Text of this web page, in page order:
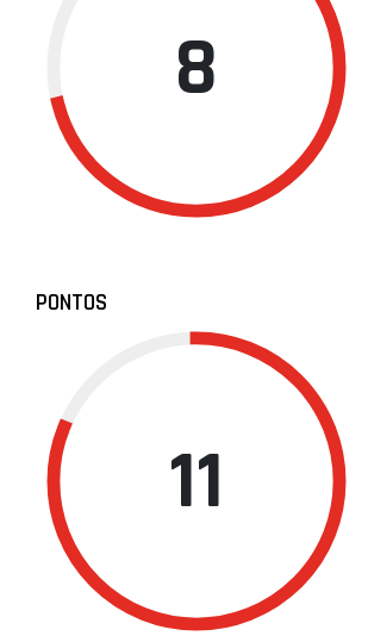
8
PONTOS
11